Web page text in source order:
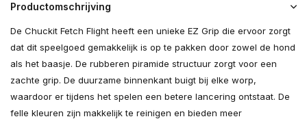
Productomschrijving
De Chuckit Fetch Flight heeft een unieke EZ Grip die ervoor zorgt
dat dit speelgoed gemakkelijk is op te pakken door zowel de hond
als het baasje. De rubberen piramide structuur zorgt voor een
zachte grip. De duurzame binnenkant buigt bij elke worp,
waardoor er tijdens het spelen een betere lancering ontstaat. De
felle kleuren zijn makkelijk te reinigen en bieden meer